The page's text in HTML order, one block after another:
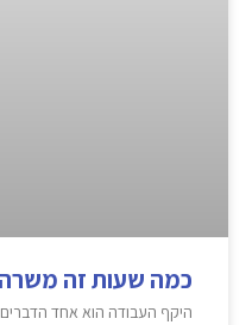
כמה שעות זה
היקף העבודה הוא אחד